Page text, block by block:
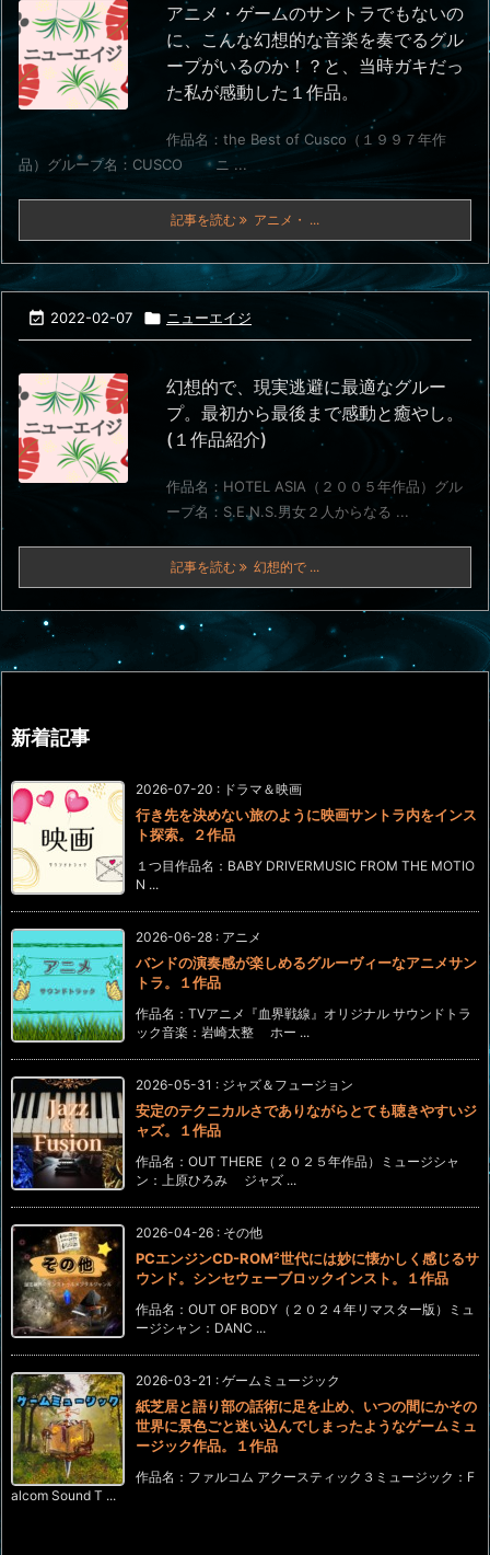
アニメ・ゲームのサントラでもないの
に、こんな幻想的な音楽を奏でるグル
ープがいるのか！？と、当時ガキだっ
た私が感動した１作品。
作品名：the Best of Cusco（１９９７年作
品）グループ名：CUSCO ニ ...
記事を読む アニメ・ ...
 2022-02-07  ニューエイジ
幻想的で、現実逃避に最適なグルー
プ。最初から最後まで感動と癒やし。
(１作品紹介)
作品名：HOTEL ASIA（２００５年作品）グル
ープ名：S.E.N.S.男女２人からなる ...
記事を読む 幻想的で ...
新着記事
2026-07-20 : ドラマ＆映画
行き先を決めない旅のように映画サントラ内をインス
ト探索。２作品
１つ目作品名：BABY DRIVERMUSIC FROM THE MOTIO
N ...
2026-06-28 : アニメ
バンドの演奏感が楽しめるグルーヴィーなアニメサン
トラ。１作品
作品名：TVアニメ『血界戦線』オリジナル サウンドトラ
ック音楽：岩崎太整 ホー ...
2026-05-31 : ジャズ＆フュージョン
安定のテクニカルさでありながらとても聴きやすいジ
ャズ。１作品
作品名：OUT THERE（２０２５年作品）ミュージシャ
ン：上原ひろみ ジャズ ...
2026-04-26 : その他
PCエンジンCD-ROM²世代には妙に懐かしく感じるサ
ウンド。シンセウェーブロックインスト。１作品
作品名：OUT OF BODY（２０２４年リマスター版）ミュ
ージシャン：DANC ...
2026-03-21 : ゲームミュージック
紙芝居と語り部の話術に足を止め、いつの間にかその
世界に景色ごと迷い込んでしまったようなゲームミュ
ージック作品。１作品
作品名：ファルコム アクースティック３ミュージック：F
alcom Sound T ...